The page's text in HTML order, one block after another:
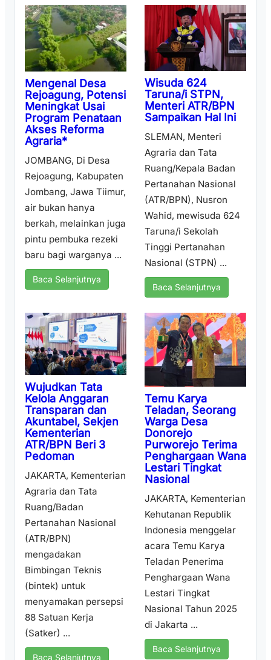
Mengenal Desa
Rejoagung, Potensi
Meningkat Usai
Program Penataan
Akses Reforma
Agraria*
JOMBANG, Di Desa
Rejoagung, Kabupaten
Jombang, Jawa Tiimur,
air bukan hanya
berkah, melainkan juga
pintu pembuka rezeki
baru bagi warganya ...
Baca Selanjutnya
Wisuda 624
Taruna/i STPN,
Menteri ATR/BPN
Sampaikan Hal Ini
SLEMAN, Menteri
Agraria dan Tata
Ruang/Kepala Badan
Pertanahan Nasional
(ATR/BPN), Nusron
Wahid, mewisuda 624
Taruna/i Sekolah
Tinggi Pertanahan
Nasional (STPN) ...
Baca Selanjutnya
Wujudkan Tata
Kelola Anggaran
Transparan dan
Akuntabel, Sekjen
Kementerian
ATR/BPN Beri 3
Pedoman
JAKARTA, Kementerian
Agraria dan Tata
Ruang/Badan
Pertanahan Nasional
(ATR/BPN)
mengadakan
Bimbingan Teknis
(bintek) untuk
menyamakan persepsi
88 Satuan Kerja
(Satker) ...
Baca Selanjutnya
Temu Karya
Teladan, Seorang
Warga Desa
Donorejo
Purworejo Terima
Penghargaan Wana
Lestari Tingkat
Nasional
JAKARTA, Kementerian
Kehutanan Republik
Indonesia menggelar
acara Temu Karya
Teladan Penerima
Penghargaan Wana
Lestari Tingkat
Nasional Tahun 2025
di Jakarta ...
Baca Selanjutnya